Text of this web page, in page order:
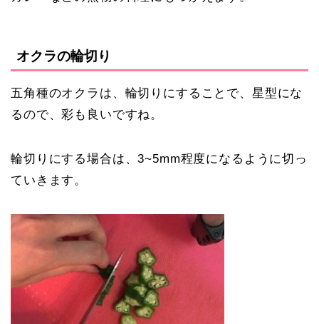
オクラの輪切り
五角種のオクラは、輪切りにすることで、星型にな
るので、彩も良いですね。
輪切りにする場合は、3~5mm程度になるように切っ
ていきます。